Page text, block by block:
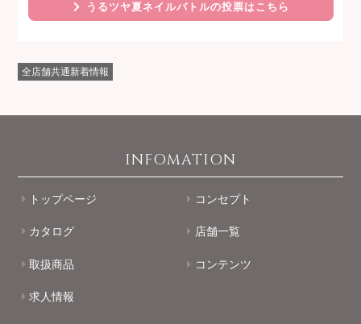
うるツヤ夏ネイルバトルの投票はこちら
全店舗共通新着情報
INFOMATION
トップページ コンセプト
カタログ 店舗一覧
取扱商品 コンテンツ
求人情報